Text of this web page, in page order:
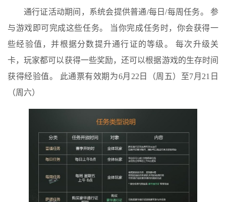
通行证活动期间，系统会提供普通/每日/每周任务。 参
与游戏即可完成这些任务。 当你完成任务时，你会获得一
些经验值，并根据分数提升通行证的等级。 每次升级关
卡，玩家都可以获得一些奖励，还可以根据游戏的生存时间
获得经验值。 此通票有效期为6月22日（周五）至7月21日
（周六）